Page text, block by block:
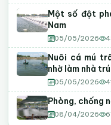
Một số đột
Nam
05/05/2026
Nuôi cá mú
nhờ làm nhà
05/05/2026
Phòng, chống
08/04/2026